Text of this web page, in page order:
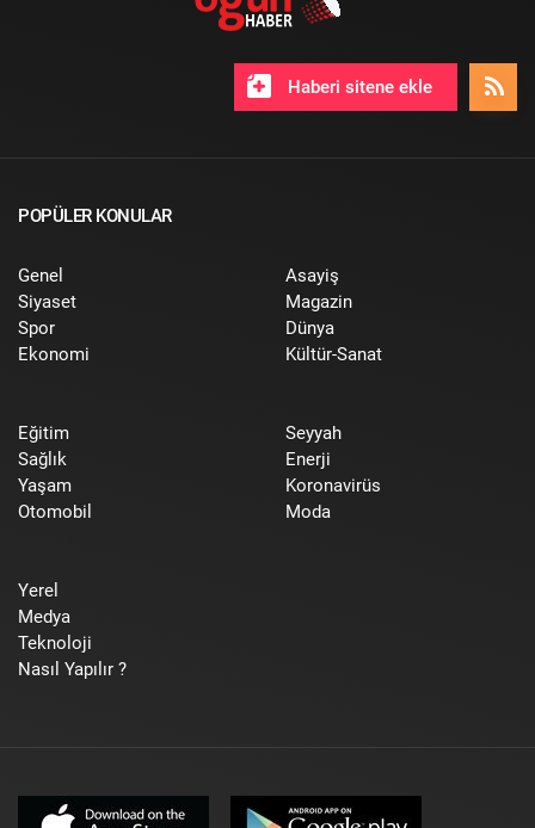
Haberi sitene ekle
POPÜLER KONULAR
Genel
Siyaset
Spor
Ekonomi
Asayiş
Magazin
Dünya
Kültür-Sanat
Eğitim
Sağlık
Yaşam
Otomobil
Seyyah
Enerji
Koronavirüs
Moda
Yerel
Medya
Teknoloji
Nasıl Yapılır ?